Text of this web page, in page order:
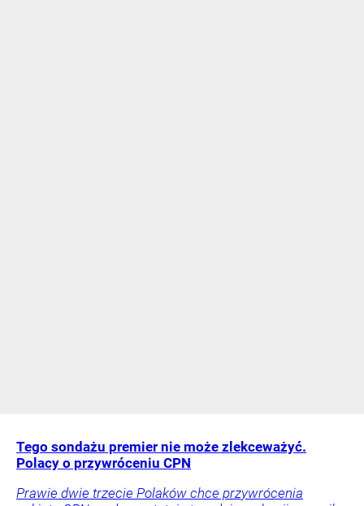
Tego sondażu premier nie może zlekceważyć.
Polacy o przywróceniu CPN
Prawie dwie trzecie Polaków chce przywrócenia